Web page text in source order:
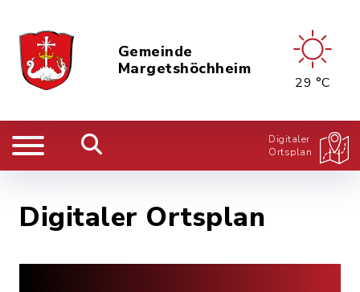
Gemeinde
Margetshöchheim
29 °C
Digitaler
Ortsplan
Digitaler Ortsplan